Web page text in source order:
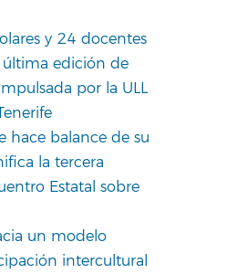
y 24 docentes
edición de
por la ULL
hace balance de su
la tercera
Estatal sobre
un modelo
intercultural